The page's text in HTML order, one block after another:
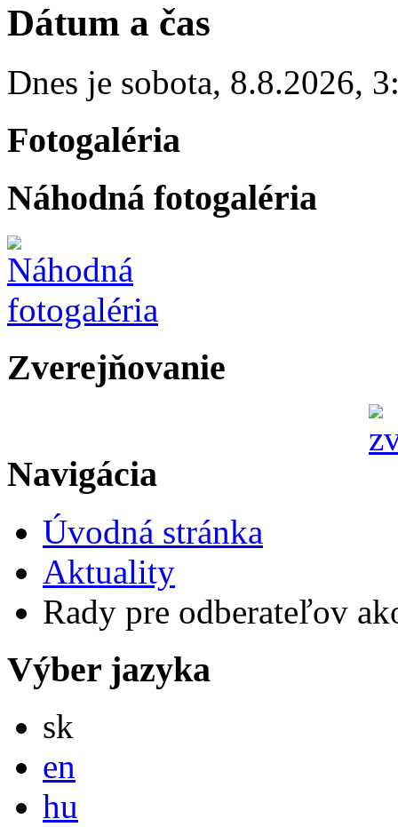
Dátum a čas
Dnes je sobota, 8.8.2026,
Fotogaléria
Náhodná fotogaléria
Zverejňovanie
Navigácia
Úvodná stránka
Aktuality
Rady pre odberateľov
Výber jazyka
sk
en
hu